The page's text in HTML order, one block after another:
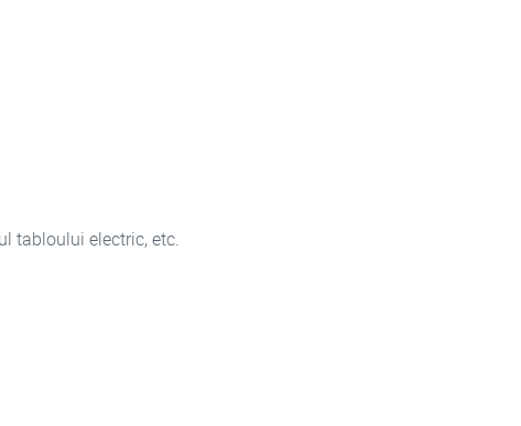
tabloului electric, etc.